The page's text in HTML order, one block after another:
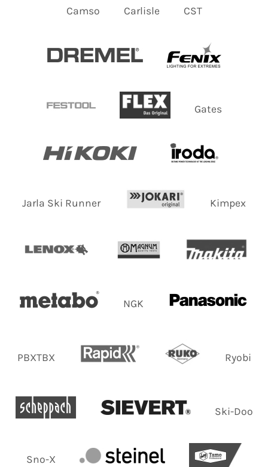
Camso Carlisle CST
Gates
Jarla Ski Runner Kimpex
NGK
PBXTBX Ryobi
Ski-Doo
Sno-X